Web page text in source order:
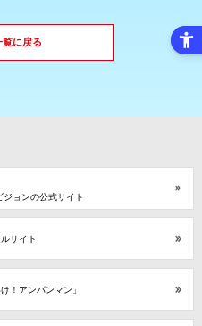
に戻る
ョンの公式サイト
サイト
！アンパンマン」